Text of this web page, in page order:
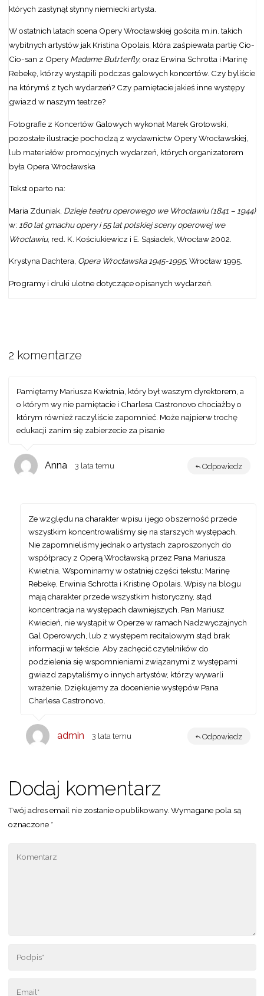
których zasłynął słynny niemiecki artysta.
W ostatnich latach scena Opery Wrocławskiej gościła m.in. takich
wybitnych artystów jak Kristina Opolais, która zaśpiewała partię Cio-
Cio-san z Opery Madame Butrterfly, oraz Erwina Schrotta i Marinę
Rebekę, którzy wystąpili podczas galowych koncertów. Czy byliście
na którymś z tych wydarzeń? Czy pamiętacie jakieś inne występy
gwiazd w naszym teatrze?
Fotografie z Koncertów Galowych wykonał Marek Grotowski,
pozostałe ilustracje pochodzą z wydawnictw Opery Wrocławskiej,
lub materiałów promocyjnych wydarzeń, których organizatorem
była Opera Wrocławska
Tekst oparto na:
Maria Zduniak, Dzieje teatru operowego we Wrocławiu (1841 – 1944)
w: 160 lat gmachu opery i 55 lat polskiej sceny operowej we
Wroclawiu, red. K. Kościukiewicz i E. Sąsiadek, Wrocław 2002.
Krystyna Dachtera, Opera Wrocławska 1945-1995, Wrocław 1995.
Programy i druki ulotne dotyczące opisanych wydarzeń.
2 komentarze
Pamiętamy Mariusza Kwietnia, który był waszym dyrektorem, a
o którym wy nie pamiętacie i Charlesa Castronovo chociażby o
którym również raczyliście zapomnieć. Może najpierw trochę
edukacji zanim się zabierzecie za pisanie
Anna 3 lata temu Odpowiedz
Ze względu na charakter wpisu i jego obszerność przede
wszystkim koncentrowaliśmy się na starszych występach.
Nie zapomnieliśmy jednak o artystach zaproszonych do
współpracy z Operą Wrocławską przez Pana Mariusza
Kwietnia. Wspominamy w ostatniej części tekstu: Marinę
Rebekę, Erwinia Schrotta i Kristinę Opolais. Wpisy na blogu
mają charakter przede wszystkim historyczny, stąd
koncentracja na występach dawniejszych. Pan Mariusz
Kwiecień, nie wystąpił w Operze w ramach Nadzwyczajnych
Gal Operowych, lub z występem recitalowym stąd brak
informacji w tekście. Aby zachęcić czytelników do
podzielenia się wspomnieniami związanymi z występami
gwiazd zapytaliśmy o innych artystów, którzy wywarli
wrażenie. Dziękujemy za docenienie występów Pana
Charlesa Castronovo.
admin 3 lata temu Odpowiedz
Dodaj komentarz
Twój adres email nie zostanie opublikowany. Wymagane pola są
oznaczone *